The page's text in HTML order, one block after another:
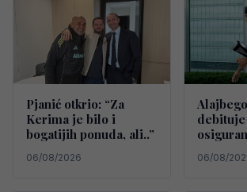
Pjanić otkrio: “Za
Kerima je bilo i
bogatijih ponuda, ali..”
06/08/2026
debituje
06/08/